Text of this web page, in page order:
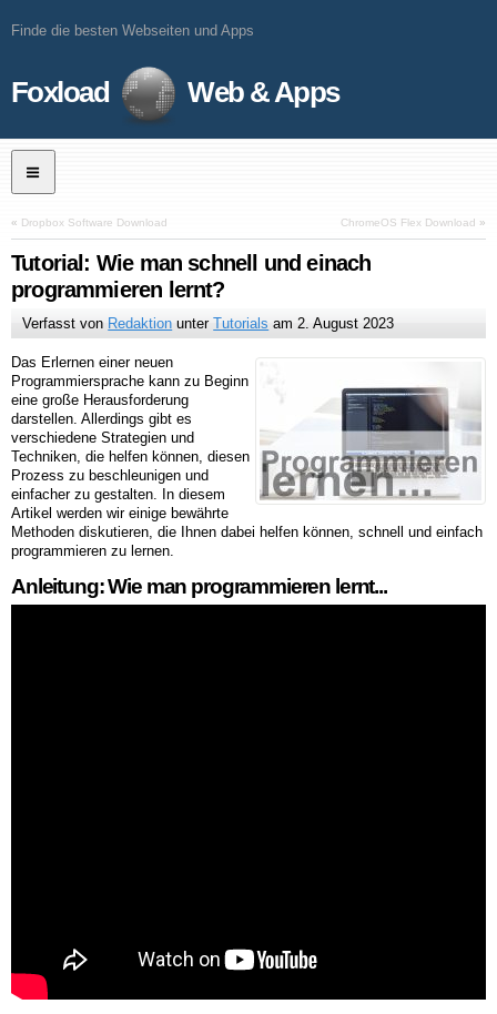
Finde die besten Webseiten und Apps
Foxload Web & Apps
« Dropbox Software Download ChromeOS Flex Download »
Tutorial: Wie man schnell und einach
programmieren lernt?
Verfasst von Redaktion unterTutorials am2. August 2023
Das Erlernen einer neuen
Programmiersprache kann zu Beginn
eine große Herausforderung
darstellen. Allerdings gibt es
verschiedene Strategien und
Techniken, die helfen können, diesen
Prozess zu beschleunigen und
einfacher zu gestalten. In diesem
Artikel werden wir einige bewährte
Methoden diskutieren, die Ihnen dabei helfen können, schnell und einfach
programmieren zu lernen.
Anleitung: Wie man programmieren lernt...